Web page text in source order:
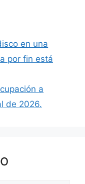
en una
por fin está
a
de 2026.